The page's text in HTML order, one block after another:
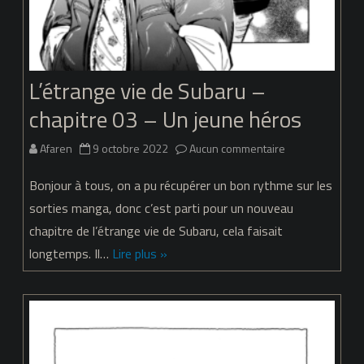
L’étrange vie de Subaru –
chapitre 03 – Un jeune héros
Afaren 9 octobre 2022 Aucun commentaire
vie
–
Bonjour à tous, on a pu récupérer un bon rythme sur les
sorties manga, donc c’est parti pour un nouveau
chapitre de l’étrange vie de Subaru, cela faisait
longtemps. Il… Lire plus »